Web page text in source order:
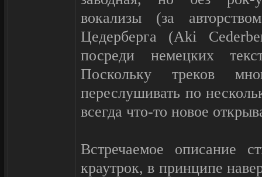
вокализы (за
Цедерберга (Aki
посреди немецких
Поскольку треков
переслушивать по
всегда что-то новое
Встречаемое описание
краутрок, в принципе